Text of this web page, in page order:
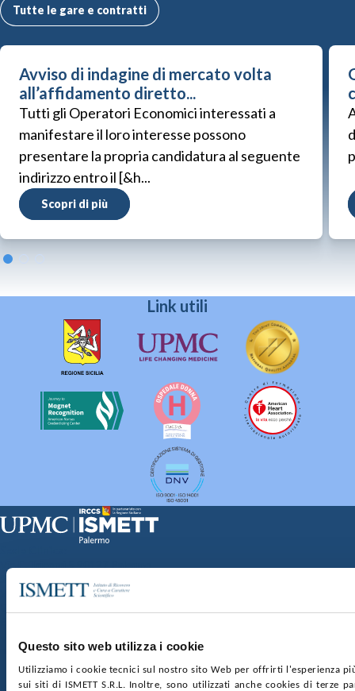
Questo sito web utilizza i cookie
Utilizziamo i cookie tecnici sul nostro sito Web per offrirti l'esperienza
sui siti di ISMETT S.R.L. Inoltre, sono utilizzati anche cookies di terze
Tutte le gare e contratti
Avviso di indagine di mercato volta
all’affidamento diretto...
Tutti gli Operatori Economici interessati a
manifestare il loro interesse possono
presentare la propria candidatura al seguente
indirizzo entro il [&h...
Scopri di più
Link utili
Via Discesa dei Giudici 4 90133 Palermo
nr. REA PA-201818 P.I. 04544550827